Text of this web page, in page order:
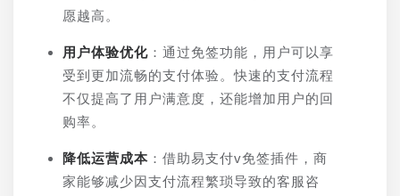
愿越高。
用户体验优化 ：通过免签功能，用户可以享
受到更加流畅的支付体验。快速的支付流程
不仅提高了用户满意度，还能增加用户的回
购率。
降低运营成本 ：借助易支付v免签插件，商
家能够减少因支付流程繁琐导致的客服咨